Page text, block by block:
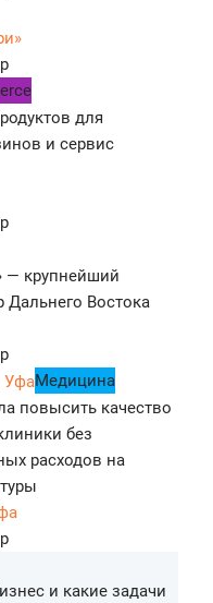
для
и сервис
— крупнейший
Востока
Медицина
повысить качество
без
расходов на
и какие задачи